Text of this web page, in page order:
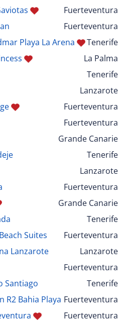
Fuerteventura
Fuerteventura
Playa La Arena
Tenerife
La Palma
Tenerife
Lanzarote
Fuerteventura
Fuerteventura
Grande Canarie
Tenerife
Lanzarote
Fuerteventura
Grande Canarie
Tenerife
Suites
Fuerteventura
Lanzarote
Lanzarote
Fuerteventura
Santiago
Tenerife
R2 Bahia Playa Fuerteventura
Fuerteventura